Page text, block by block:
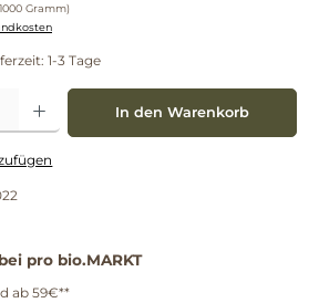
Gramm)
1-3 Tage
Wert ein oder benutze die Schaltflächen um
In den Warenkorb
pro bio.MARKT
ab 59€**